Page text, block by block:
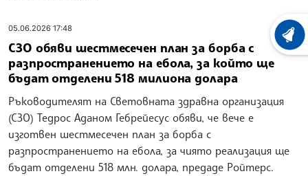
05.06.2026 17:48
СЗО обяви шестмесечен план за борба с
разпространението на ебола, за който ще
бъдат отделени 518 милиона долара
Ръководителят на Световната здравна организация
(СЗО) Тедрос Аданом Гебрейесус обяви, че вече е
изготвен шестмесечен план за борба с
разпространението на ебола, за чиято реализация ще
бъдат отделени 518 млн. долара, предаде Ройтерс.